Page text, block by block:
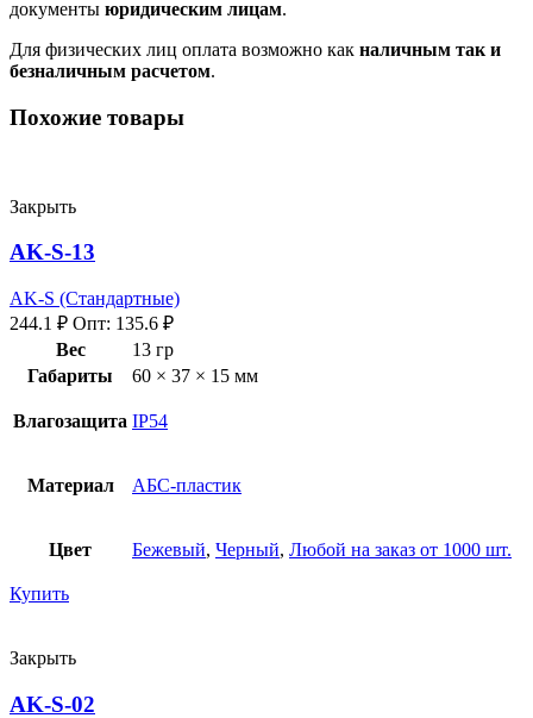
документы юридическим лицам.
Для физических лиц оплата возможно как наличным так и
безналичным расчетом.
Похожие товары
Закрыть
AK-S-13
AK-S (Стандартные)
244.1 ₽ Опт: 135.6 ₽
Вес
13 гр
Габариты
60 × 37 × 15 мм
Влагозащита IP54
Материал АБС-пластик
Цвет Бежевый, Черный, Любой на заказ от 1000 шт.
Купить
Закрыть
AK-S-02